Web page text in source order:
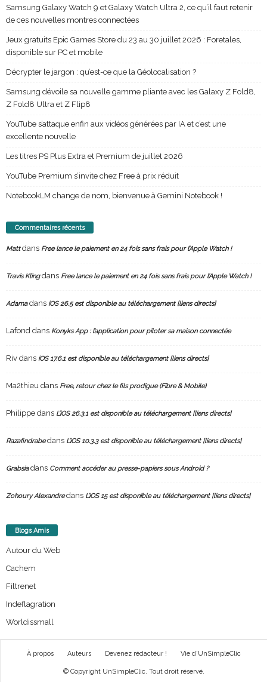
Samsung Galaxy Watch 9 et Galaxy Watch Ultra 2, ce qu’il faut retenir
de ces nouvelles montres connectées
Jeux gratuits Epic Games Store du 23 au 30 juillet 2026 : Foretales,
disponible sur PC et mobile
Décrypter le jargon : qu’est-ce que la Géolocalisation ?
Samsung dévoile sa nouvelle gamme pliante avec les Galaxy Z Fold8,
Z Fold8 Ultra et Z Flip8
YouTube s’attaque enfin aux vidéos générées par IA et c’est une
excellente nouvelle
Les titres PS Plus Extra et Premium de juillet 2026
YouTube Premium s’invite chez Free à prix réduit
NotebookLM change de nom, bienvenue à Gemini Notebook !
Commentaires récents
Mattdans Free lance le paiement en 24 fois sans frais pour l’Apple Watch !
Travis Klingdans Free lance le paiement en 24 fois sans frais pour l’Apple Watch !
Adamadans iOS 26.5 est disponible au téléchargement [liens directs]
Lafond dans Konyks App : l’application pour piloter sa maison connectée
Riv dans iOS 17.6.1 est disponible au téléchargement [liens directs]
Ma2thieu dans Free, retour chez le fils prodigue (Fibre & Mobile)
Philippe dans L’iOS 26.3.1 est disponible au téléchargement [liens directs]
Razafindrabedans L’iOS 10.3.3 est disponible au téléchargement [liens directs]
Grabsiadans Comment accéder au presse-papiers sous Android ?
Zohoury Alexandredans L’iOS 15 est disponible au téléchargement [liens directs]
Blogs Amis
Autour du Web
Cachem
Filtrenet
Indeflagration
Worldissmall
À propos Auteurs Devenez rédacteur ! Vie d’UnSimpleClic
© Copyright UnSimpleClic. Tout droit réservé.